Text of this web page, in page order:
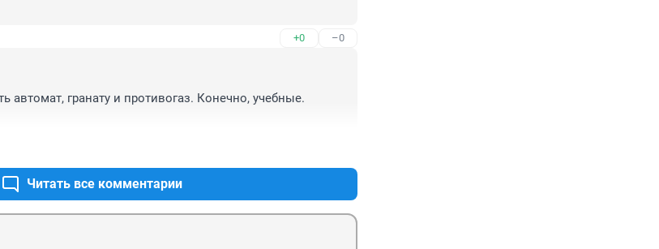
+0 –0
автомат, гранату и противогаз. Конечно, учебные.
Читать все комментарии